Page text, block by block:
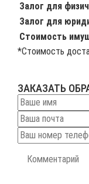
Залог для
Залог для
Стоимость
*Стоимость
ЗАКАЗАТЬ